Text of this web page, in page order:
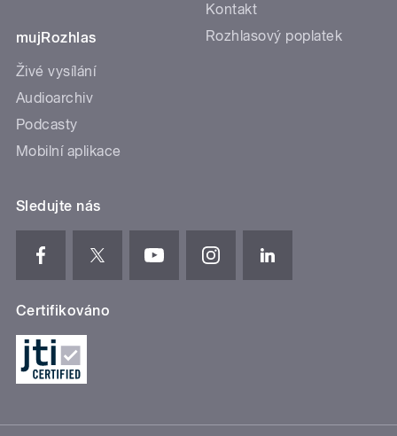
mujRozhlas
Živé vysílání
Audioarchiv
Podcasty
Mobilní aplikace
Kontakt
Rozhlasový poplatek
Sledujte nás
Certifikováno